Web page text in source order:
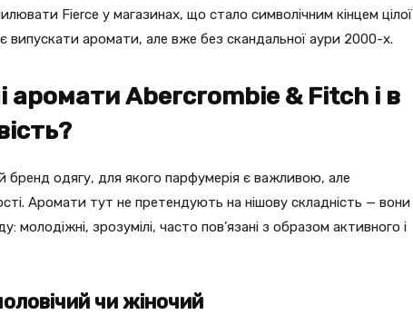
Fierce у магазинах, що стало символічним кінцем цілої
випускати аромати, але вже без скандальної аури 2000-х.
аромати Abercrombie & Fitch і в
одягу, для якого парфумерія є важливою, але
Аромати тут не претендують на нішову складність — вони
зрозумілі, часто пов’язані з образом активного і
чи жіночий